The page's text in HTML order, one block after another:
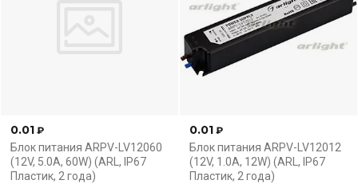
0.01 ₽
Блок питания ARPV-LV12060
(12V, 5.0A, 60W) (ARL, IP67
Пластик, 2 года)
0.01 ₽
Блок питания ARPV-LV12012
(12V, 1.0A, 12W) (ARL, IP67
Пластик, 2 года)